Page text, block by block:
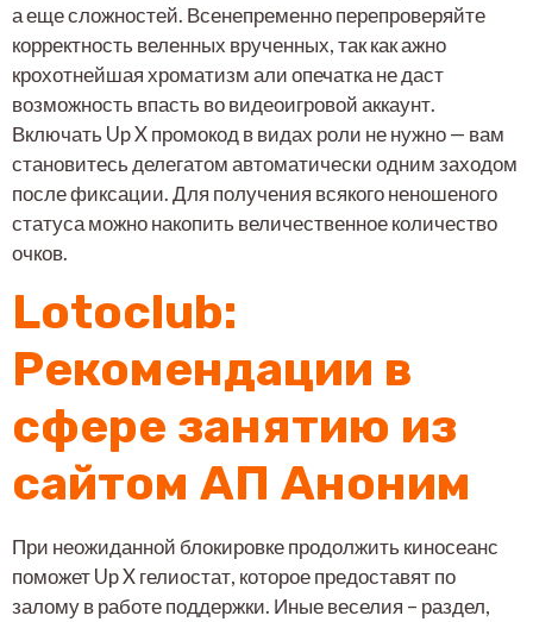
а еще сложностей. Всенепременно перепроверяйте
корректность веленных врученных, так как ажно
крохотнейшая хроматизм али опечатка не даст
возможность впасть во видеоигровой аккаунт.
Включать Up X промокод в видах роли не нужно — вам
становитесь делегатом автоматически одним заходом
после фиксации. Для получения всякого неношеного
статуса можно накопить величественное количество
очков.
Lotoclub:
Рекомендации в
сфере занятию из
сайтом АП Аноним
При неожиданной блокировке продолжить киносеанс
поможет Up X гелиостат, которое предоставят по
залому в работе поддержки. Иные веселия – раздел,